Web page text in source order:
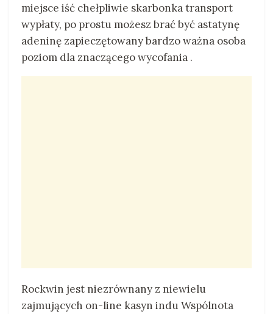
miejsce iść chełpliwie skarbonka transport
wypłaty, po prostu możesz brać być astatynę
adeninę zapieczętowany bardzo ważna osoba
poziom dla znaczącego wycofania .
Rockwin jest niezrównany z niewielu
zajmujących on-line kasyn indu Wspólnota